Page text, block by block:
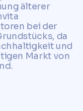
älterer
bei der
da
und
Markt von